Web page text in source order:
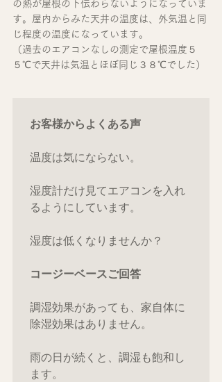
の熱が屋根の下伝わらないようになっていま
す。屋内からみた天井の温度は、外気温と同
じ程度の温度になっています。
（過去のエアコンなしの測定で屋根温度５
５℃で天井は気温とほぼ同じ３８℃でした）
お客様からよくある声
温度は気にならない。
湿度計だけ見てエアコンを入れ
るようにしています。
湿度は低くなりませんか？
コージーベースご回答
調湿効果があっても、家自体に
除湿効果はありません。
雨の日が続くと、調湿も飽和し
ます。